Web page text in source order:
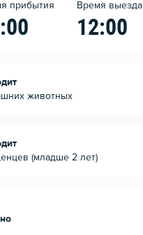
прибытия Время выезда
12:00
животных
(младше 2 лет)